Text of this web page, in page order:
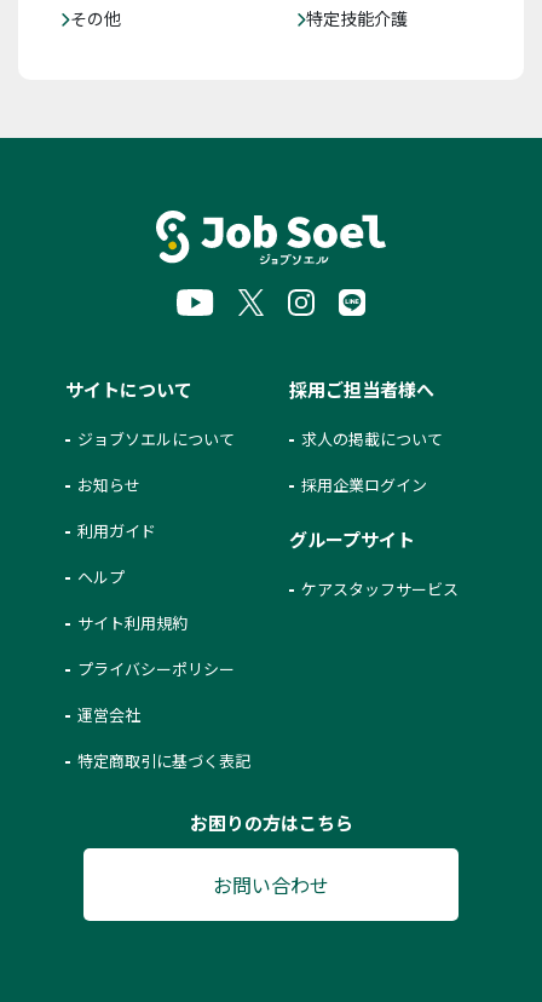
その他
特定技能介護
サイトについて
ジョブソエルについて
お知らせ
利用ガイド
ヘルプ
サイト利用規約
プライバシーポリシー
運営会社
特定商取引に基づく表記
採用ご担当者様へ
求人の掲載について
採用企業ログイン
グループサイト
ケアスタッフサービス
お困りの方はこちら
お問い合わせ